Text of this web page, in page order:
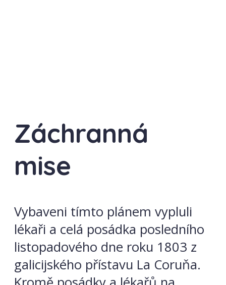
Záchranná
mise
Vybaveni tímto plánem vypluli
lékaři a celá posádka posledního
listopadového dne roku 1803 z
galicijského přístavu La Coruňa.